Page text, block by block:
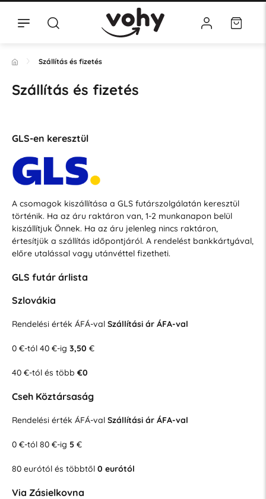
Szállítás és fizetés
Szállítás és fizetés
GLS-en keresztül
A csomagok kiszállítása a GLS futárszolgálatán keresztül
történik. Ha az áru raktáron van, 1-2 munkanapon belül
kiszállítjuk Önnek. Ha az áru jelenleg nincs raktáron,
értesítjük a szállítás időpontjáról. A rendelést bankkártyával,
előre utalással vagy utánvéttel fizetheti.
GLS futár árlista
Szlovákia
Rendelési érték ÁFÁ-val Szállítási ár ÁFA-val
0 €-tól 40 €-ig 3,50 €
40 €-tól és több €0
Cseh Köztársaság
Rendelési érték ÁFÁ-val Szállítási ár ÁFA-val
0 €-tól 80 €-ig 5€
80 eurótól és többtől 0 eurótól
Via Zásielkovna